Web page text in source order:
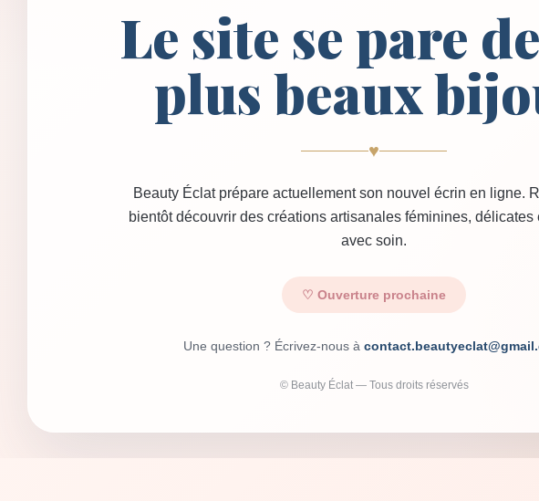
Le site se pare
plus beaux
♥
Beauty Éclat prépare actuellement son nouvel écrin en ligne.
bientôt découvrir des créations artisanales féminines, délicates
avec soin.
♡ Ouverture prochaine
Une question ? Écrivez-nous à
© Beauty Éclat — Tous droits réservés